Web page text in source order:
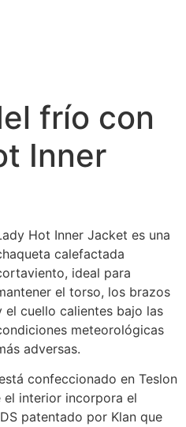
frío con
Inner
Hot Inner Jacket es una
calefactada
ideal para
el torso, los brazos
el cuello calientes bajo las
meteorológicas
adversas.
confeccionado en Teslon
el interior incorpora el
patentado por Klan que